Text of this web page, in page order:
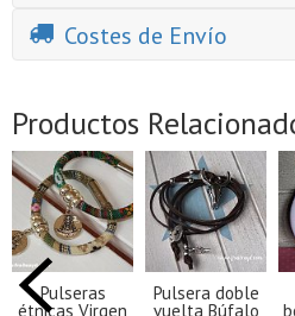
Costes de Envío
Productos
Pulseras
étnicas Virgen
Pulsera doble
vuelta Búfalo